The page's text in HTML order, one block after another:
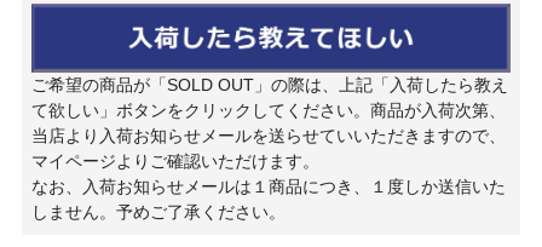
ご希望の商品が「SOLD OUT」の際は、上記「入荷したら教え
て欲しい」ボタンをクリックしてください。商品が入荷次第、
当店より入荷お知らせメールを送らせていいただきますので、
マイページよりご確認いただけます。
なお、入荷お知らせメールは１商品につき、１度しか送信いた
しません。予めご了承ください。